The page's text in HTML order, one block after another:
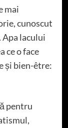
mai
cunoscut
lacului
ce o face
și bien-être:
pentru